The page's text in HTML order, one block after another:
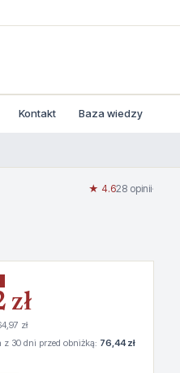
Kontakt Baza wiedzy
★ 4.628 opinii·
zł
zł
z 30 dni przed obniżką: 76,44 zł